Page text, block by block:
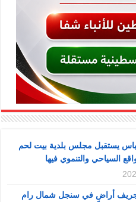
يستقبل مجلس بلدية بيت لحم
السياحي والتنموي فيها
تجريف أراضٍ في سنجل شمال رام